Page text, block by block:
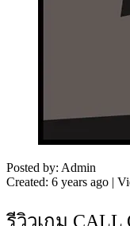
Posted by: Admin
Created: 6 years ago |
รีวิวเกม CALL